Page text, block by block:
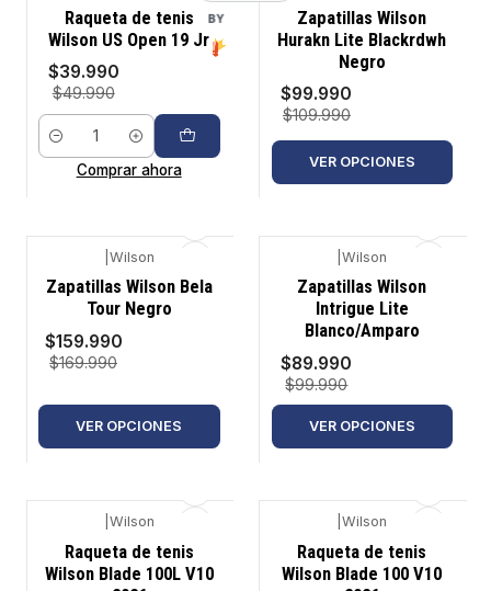
-20%
Raqueta de tenis
Wilson US Open 19 Jr
$39.990
$49.990
Cantidad
Comprar ahora
-9%
Zapatillas Wilson
Hurakn Lite Blackrdwh
Negro
$99.990
$109.990
VER OPCIONES
-6%
Wilson
Zapatillas Wilson Bela
Tour Negro
$159.990
$169.990
VER OPCIONES
-10%
|Wilson
Zapatillas Wilson
Intrigue Lite
Blanco/Amparo
$89.990
$99.990
VER OPCIONES
-3%
Wilson
Raqueta de tenis
Wilson Blade 100L V10
-16%
|Wilson
Raqueta de tenis
Wilson Blade 100 V10
BY